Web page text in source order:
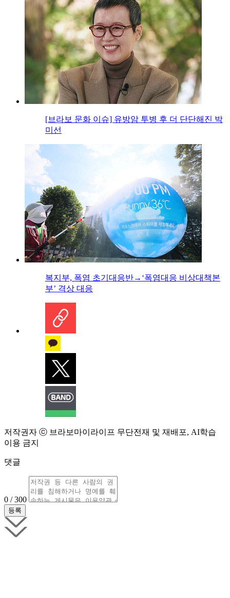
[브라보 문화 이슈] 유방암 투병 후 더 단단해진 박
미선
복지부, 폭염 초기대응반→‘폭염대응 비상대책본
부’ 격상 대응
저작권자 ⓒ 브라보마이라이프 무단전재 및 재배포, AI학습
이용 금지
댓글
0 / 300